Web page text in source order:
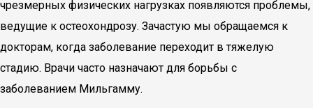
чрезмерных физических нагрузках появляются проблемы,
ведущие к остеохондрозу. Зачастую мы обращаемся к
докторам, когда заболевание переходит в тяжелую
стадию. Врачи часто назначают для борьбы с
заболеванием Мильгамму.